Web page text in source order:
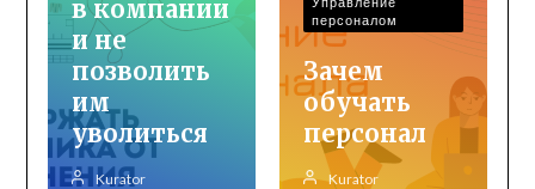
в компании
и не
позволить
им
уволиться
Kurator
персоналом
Зачем
обучать
персонал
Kurator